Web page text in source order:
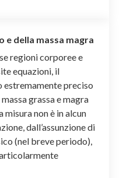
e della massa magra
regioni corporee e
equazioni, il
preciso
grassa e magra
misura non è in alcun
dall’assunzione di
(nel breve periodo),